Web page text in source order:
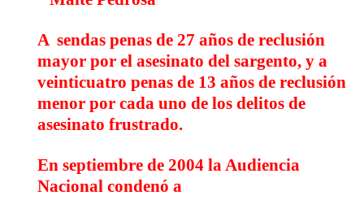
A sendas penas de 27 años de reclusión
mayor por el asesinato del sargento, y a
veinticuatro penas de 13 años de reclusión
menor por cada uno de los delitos de
asesinato frustrado.
En septiembre de 2004 la Audiencia
Nacional condenó a